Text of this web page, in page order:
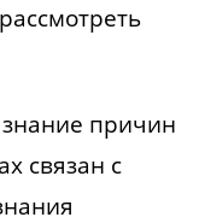
причин
связан с